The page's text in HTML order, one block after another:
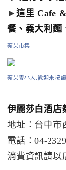
► 這里 Cafe
餐、義大利麵
蘋果市集
蘋果養小人.歡迎來按讚
伊麗莎白酒店
地址：台中市
電話：04-
消費資訊請以